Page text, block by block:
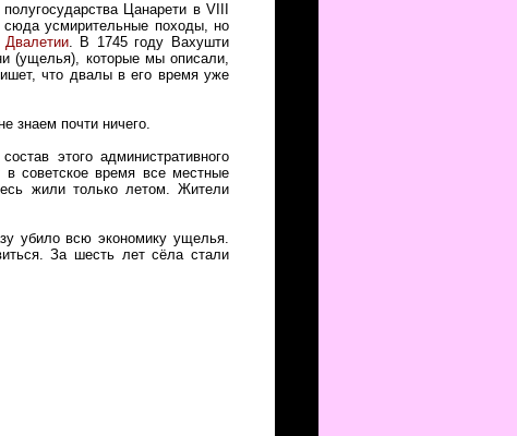
Цанарети в VIII
сюда усмирительные походы, но
Двалетии. В 1745 году Вахушти
(ущелья), которые мы описали,
что двалы в его время уже
знаем почти ничего.
этого административного
советское время все местные
жили только летом. Жители
убило всю экономику ущелья.
За шесть лет сёла стали